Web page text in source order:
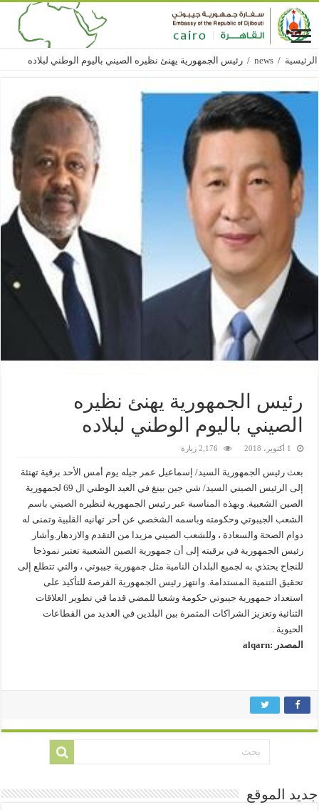
الرئيسية /
news
/ رئيس الجمهورية يهنئ نظيره الصيني باليوم الوطني لبلاده
رئيس الجمهورية يهنئ نظيره
الصيني باليوم الوطني لبلاده
1 أكتوبر، 2018 2,176 زيارة
بعث رئيس الجمهورية السيد/ إسماعيل عمر جيله يوم أمس الأحد برقية تهنئة
إلى الرئيس الصيني السيد/ شي جين بينغ في العيد الوطني ال 69 لجمهورية
الصين الشعبية. وبهذه المناسبة عبر رئيس الجمهورية لنظيره الصيني باسم
الشعب الجيبوتي وحكومته وباسمه الشخصي عن أحر تهانيه القلبية وتمنى له
دوام الصحة والسعادة ، وللشعب الصيني مزيدا من التقدم والازدهار.وأشار
رئيس الجمهورية في برقيته إلى أن جمهورية الصين الشعبية تعتبر نموذجا
للنجاح يحتذي به لجميع البلدان النامية مثل جمهورية جيبوتي ، والتي تتطلع إلى
تحقيق التنمية المستدامة. وانتهز رئيس الجمهورية الفرصة للتأكيد على
استعداد جمهورية جيبوتي حكومة وشعبا للمضي قدما قي تطوير العلاقات
الثنائية وتعزيز الشراكات المثمرة بين البلدين في العديد من القطاعات
الحيوية .
المصدر :alqarn
جديد الموقع